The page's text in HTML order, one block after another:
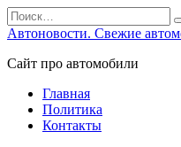
Перейти
к
Search
for:
Автоновости. Свежие
Сайт про автомобили
Главная
Политика
Контакты